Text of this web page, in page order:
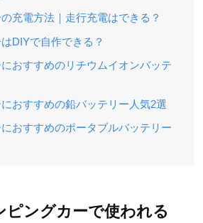
充電方法｜走行充電はできる？
DIYで自作できる？
おすすめのリチウムイオンバッテ
おすすめの鉛バッテリー人気2選
おすすめのポータブルバッテリー
ピングカーで使われる